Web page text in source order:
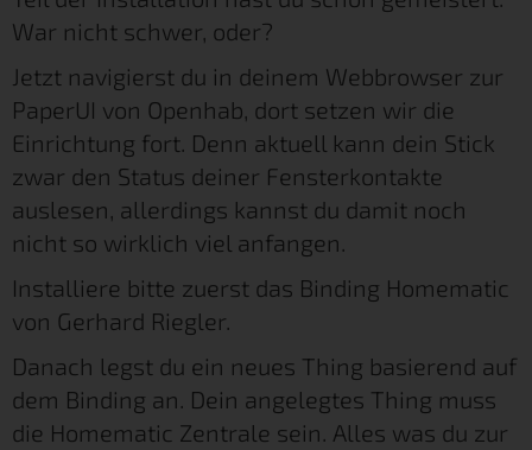
War nicht schwer, oder?
Jetzt navigierst du in deinem Webbrowser zur
PaperUI von Openhab, dort setzen wir die
Einrichtung fort. Denn aktuell kann dein Stick
zwar den Status deiner Fensterkontakte
auslesen, allerdings kannst du damit noch
nicht so wirklich viel anfangen.
Installiere bitte zuerst das Binding Homematic
von Gerhard Riegler.
Danach legst du ein neues Thing basierend auf
dem Binding an. Dein angelegtes Thing muss
die Homematic Zentrale sein. Alles was du zur